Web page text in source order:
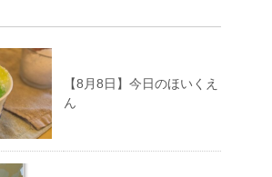
【8月8日】今日のほいくえ
ん